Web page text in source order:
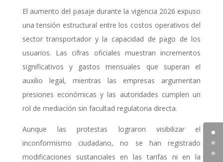
El aumento del pasaje durante la vigencia 2026 expuso
una tensión estructural entre los costos operativos del
sector transportador y la capacidad de pago de los
usuarios. Las cifras oficiales muestran incrementos
significativos y gastos mensuales que superan el
auxilio legal, mientras las empresas argumentan
presiones económicas y las autoridades cumplen un
rol de mediación sin facultad regulatoria directa.
Aunque las protestas lograron visibilizar el
inconformismo ciudadano, no se han registrado
modificaciones sustanciales en las tarifas ni en la